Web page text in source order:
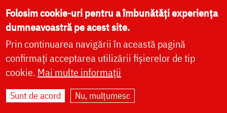
DONEAZĂ ONLINE PENTRU CATEDRALA NAȚIONALĂ
LIVE
Site dezvoltat deDOXOLOGIA MEDIA
Arhiepiscopia Iașilor | ©
Folosim cookie-uri pentru a îmbunătăți experiența
dumneavoastră pe acest site.
Prin continuarea navigării în această pagină
confirmați acceptarea utilizării fișierelor de tip
cookie. Mai multe informații
Sunt de acord Nu, mulțumesc